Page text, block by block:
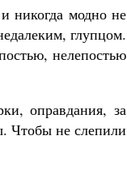
никогда модно не
глупцом.
нелепостью
оправдания, за
Чтобы не слепили